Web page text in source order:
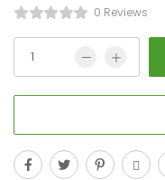
0 Reviews